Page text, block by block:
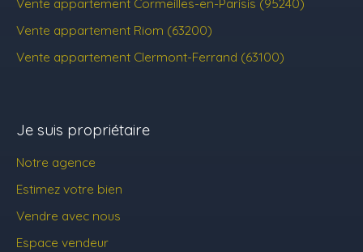
Vente appartement Cormeilles-en-Parisis (95240)
Vente appartement Riom (63200)
Vente appartement Clermont-Ferrand (63100)
Je suis propriétaire
Notre agence
Estimez votre bien
Vendre avec nous
Espace vendeur